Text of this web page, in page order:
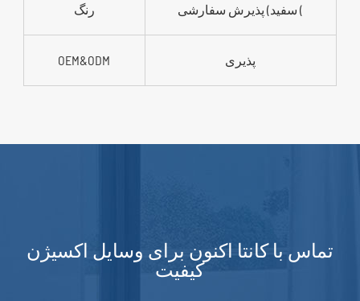
رنگ سفید) پذیرش سفارشی (
OEM&ODM پذیری
تماس با کانتا اکنون برای وسایل اکسیژن
کیفیت